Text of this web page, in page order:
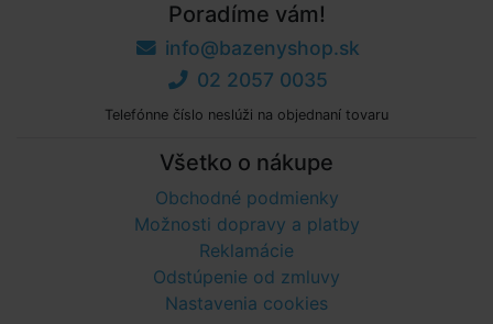
Poradíme vám!
info@bazenyshop.sk
02 2057 0035
Telefónne číslo neslúži na objednaní tovaru
Všetko o nákupe
Obchodné podmienky
Možnosti dopravy a platby
Reklamácie
Odstúpenie od zmluvy
Nastavenia cookies